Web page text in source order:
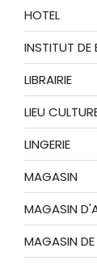
HOTEL
INSTITUT DE
LIBRAIRIE
LIEU
LINGERIE
MAGASIN
MAGASIN
MAGASIN DE